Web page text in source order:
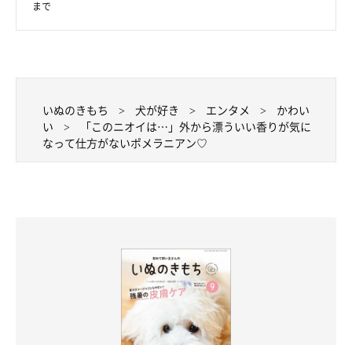
まで
いぬのきもち 犬が好き エンタメ
かわい
い
「このニオイは…」外から漂ういい香りが気に
なって仕方がないポメラニアン♡